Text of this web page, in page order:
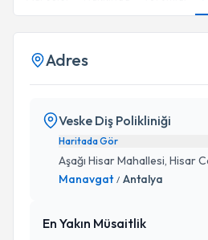
Adres
Veske Diş Polikliniği
Haritada Gör
Aşağı Hisar Mahallesi, Hisar
Manavgat / Antalya
En Yakın Müsaitlik